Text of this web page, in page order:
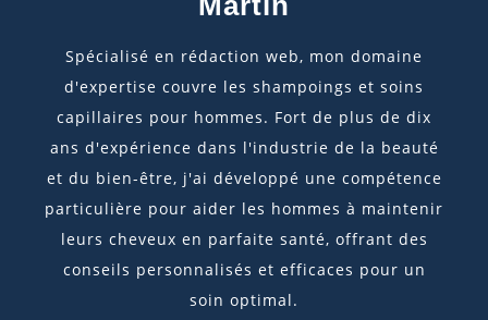
Spécialisé en rédaction web, mon domaine
d'expertise couvre les shampoings et soins
capillaires pour hommes. Fort de plus de dix
ans d'expérience dans l'industrie de la beauté
et du bien-être, j'ai développé une compétence
particulière pour aider les hommes à maintenir
leurs cheveux en parfaite santé, offrant des
conseils personnalisés et efficaces pour un
soin optimal.